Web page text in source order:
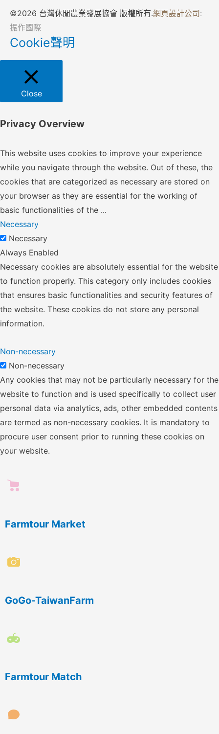
©2026 台灣休閒農業發展協會 版權所有.網頁設計公司:
振作國際
Cookie聲明
Close
Privacy Overview
This website uses cookies to improve your experience
while you navigate through the website. Out of these, the
cookies that are categorized as necessary are stored on
your browser as they are essential for the working of
basic functionalities of the ...
Necessary
Necessary
Always Enabled
Necessary cookies are absolutely essential for the website
to function properly. This category only includes cookies
that ensures basic functionalities and security features of
the website. These cookies do not store any personal
information.
Non-necessary
Non-necessary
Any cookies that may not be particularly necessary for the
website to function and is used specifically to collect user
personal data via analytics, ads, other embedded contents
are termed as non-necessary cookies. It is mandatory to
procure user consent prior to running these cookies on
your website.
Farmtour Market
GoGo-TaiwanFarm
Farmtour Match